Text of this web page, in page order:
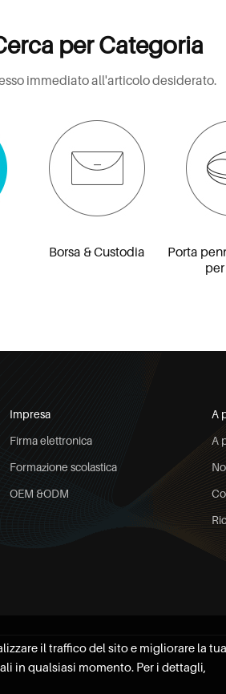
per Categoria
immediato all'articolo desiderato.
Borsa & Custodia
Porta
Impresa
Firma elettronica
Formazione scolastica
OEM &ODM
A
A
il traffico del sito e migliorare la tua
in qualsiasi momento. Per i dettagli,